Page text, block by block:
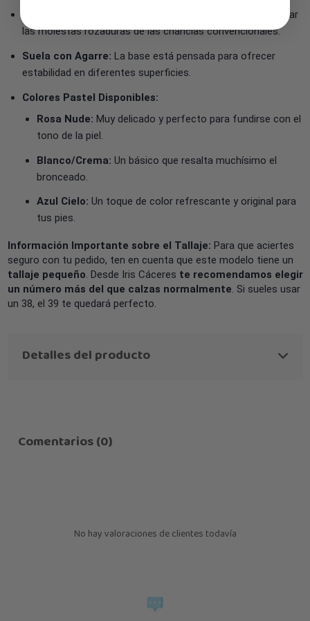
Diseñadas para adaptarse al pie sin provocar
las molestas rozaduras de las chanclas convencionales.
Suela con Agarre: La base está pensada para ofrecer
estabilidad en diferentes superficies.
Colores Pastel Disponibles:
Rosa Nude: Muy delicado y perfecto para fundirse con el
tono de la piel.
Blanco/Crema: Un básico que resalta muchísimo el
bronceado.
Azul Cielo: Un toque de color refrescante y original para
tus pies.
Información Importante sobre el Tallaje: Para que aciertes
seguro con tu pedido, ten en cuenta que este modelo tiene un
tallaje pequeño. Desde Iris Cáceres te recomendamos elegir
un número más del que calzas normalmente. Si sueles usar
un 38, el 39 te quedará perfecto.
Detalles del producto
Comentarios (0)
No hay valoraciones de clientes todavía